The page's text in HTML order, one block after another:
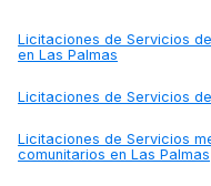
Licitaciones de Servicios
en Las Palmas
Licitaciones de Servicios
Licitaciones de Servicios
comunitarios en Las Palmas